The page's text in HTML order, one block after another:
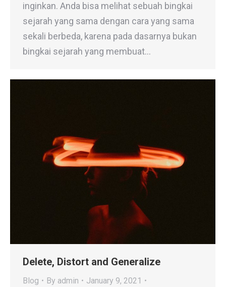
inginkan. Anda bisa melihat sebuah bingkai
sejarah yang sama dengan cara yang sama
sekali berbeda, karena pada dasarnya bukan
bingkai sejarah yang membuat…
Delete, Distort and Generalize
Blog By admin
January 9, 2021